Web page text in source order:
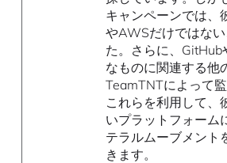
キャンペーンでは、
やAWSだけではな
た。さらに、GitHub
なものに関連する他
TeamTNTによって
これらを利用して、
いプラットフォーム
テラルムーブメント
きます。